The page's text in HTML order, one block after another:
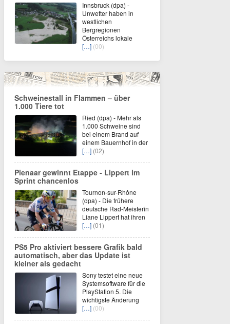
Innsbruck (dpa) -
Unwetter haben in
westlichen
Bergregionen
Österreichs lokale
[…] (00)
Schweinestall in Flammen – über
1.000 Tiere tot
Ried (dpa) - Mehr als
1.000 Schweine sind
bei einem Brand auf
einem Bauernhof in der
[…] (02)
Pienaar gewinnt Etappe - Lippert im
Sprint chancenlos
Tournon-sur-Rhône
(dpa) - Die frühere
deutsche Rad-Meisterin
Liane Lippert hat ihren
[…] (01)
PS5 Pro aktiviert bessere Grafik bald
automatisch, aber das Update ist
kleiner als gedacht
Sony testet eine neue
Systemsoftware für die
PlayStation 5. Die
wichtigste Änderung
[…] (00)